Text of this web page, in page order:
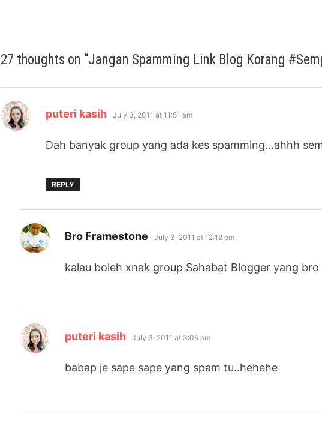
27 thoughts on “Jangan Spamming Link Blog Korang
puteri kasih says:
July 3, 2011 at 11:51 am
Dah banyak group yang ada kes spamming…ahhh
REPLY
Bro Framestone says:
July 3, 2011 at 12:12 pm
kalau boleh xnak group Sahabat Blogger yang
puteri kasih says:
July 3, 2011 at 3:05 pm
babap je sape sape yang spam tu..hehehe